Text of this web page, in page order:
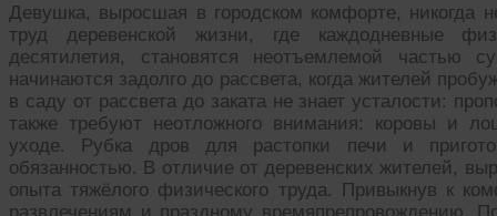
Девушка, выросшая в городском комфорте, никогда
труд деревенской жизни, где каждодневные
десятилетия, становятся неотъемлемой частью
начинаются задолго до рассвета, когда жителей
в саду от рассвета до заката не знает усталости:
также требуют неотложного внимания: коровы и
уходе. Рубка дров для растопки печи и
обязанностью. В отличие от деревенских жителей,
опыта тяжёлого физического труда. Привыкнув к
развлечениям и праздному времяпрепровождению.